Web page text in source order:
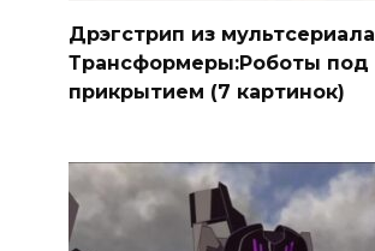
Дрэгстрип из мультсериала
Трансформеры:Роботы под
прикрытием (7 картинок)